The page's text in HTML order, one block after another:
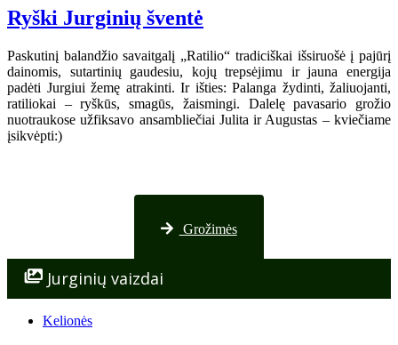
Ryški Jurginių šventė
Paskutinį balandžio savaitgalį „Ratilio“ tradiciškai išsiruošė į pajūrį
dainomis, sutartinių gaudesiu, kojų trepsėjimu ir jauna energija
padėti Jurgiui žemę atrakinti. Ir išties: Palanga žydinti, žaliuojanti,
ratiliokai – ryškūs, smagūs, žaismingi. Dalelę pavasario grožio
nuotraukose užfiksavo ansambliečiai Julita ir Augustas – kviečiame
įsikvėpti:)
Nuotraukos iš Palangos
Grožimės
Jurginių vaizdai
Kelionės